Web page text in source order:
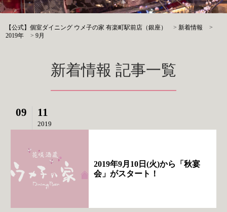
【公式】個室ダイニング ウメ子の家 有楽町駅前店（銀座） >新着情報
>
2019年
>9月
新着情報 記事一覧
09 11
2019
2019年9月10日(火)から「秋宴
会」がスタート！